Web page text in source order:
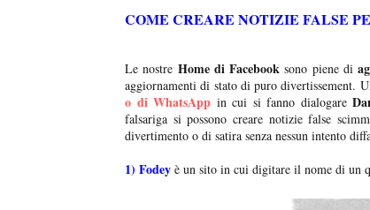
COME CREARE NOTIZIE FALSE
Le nostre Home di Facebook sono piene di
aggiornamenti di stato di puro divertissement.
o di WhatsApp in cui si fanno dialogare
falsariga si possono creare notizie false
divertimento o di satira senza nessun intento
1) Fodey è un sito in cui digitare il nome di un